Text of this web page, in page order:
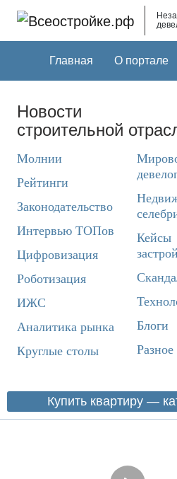
Главная О портале
Новости
строительной
Молнии
Рейтинги
Законодательство
Интервью ТОПов
Цифровизация
Роботизация
ИЖС
Аналитика рынка
Круглые столы
Кейсы
Блоги
Разное
Купить квартиру —